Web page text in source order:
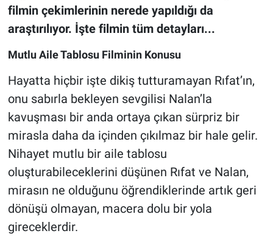
filmin çekimlerinin nerede yapıldığı da
araştırılıyor. İşte filmin tüm detayları...
Mutlu Aile Tablosu Filminin Konusu
Hayatta hiçbir işte dikiş tutturamayan Rıfat’ın,
onu sabırla bekleyen sevgilisi Nalan’la
kavuşması bir anda ortaya çıkan sürpriz bir
mirasla daha da içinden çıkılmaz bir hale gelir.
Nihayet mutlu bir aile tablosu
oluşturabileceklerini düşünen Rıfat ve Nalan,
mirasın ne olduğunu öğrendiklerinde artık geri
dönüşü olmayan, macera dolu bir yola
gireceklerdir.